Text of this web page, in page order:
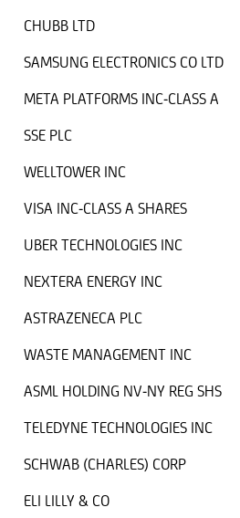
CHUBB LTD
SAMSUNG ELECTRONICS CO LTD
META PLATFORMS INC-CLASS A
SSE PLC
WELLTOWER INC
VISA INC-CLASS A SHARES
UBER TECHNOLOGIES INC
NEXTERA ENERGY INC
ASTRAZENECA PLC
WASTE MANAGEMENT INC
ASML HOLDING NV-NY REG SHS
TELEDYNE TECHNOLOGIES INC
SCHWAB (CHARLES) CORP
ELI LILLY & CO